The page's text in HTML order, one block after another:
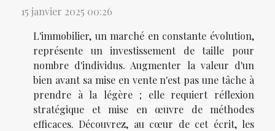
15 janvier 2025 00:26
L'immobilier, un marché en constante évolution,
représente un investissement de taille pour
nombre d'individus. Augmenter la valeur d'un
bien avant sa mise en vente n'est pas une tâche à
prendre à la légère ; elle requiert réflexion
stratégique et mise en œuvre de méthodes
efficaces. Découvrez, au cœur de cet écrit, les